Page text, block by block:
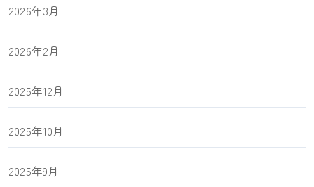
2026年3月
2026年2月
2025年12月
2025年10月
2025年9月